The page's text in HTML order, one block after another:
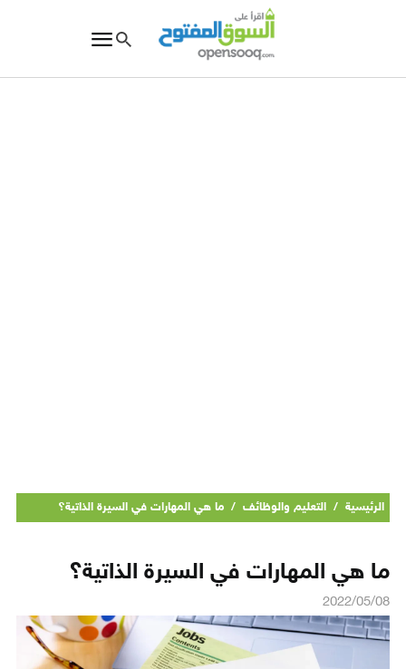
الرئيسية / التعليم والوظائف / ما هي المهارات في السيرة الذاتية؟
ما هي المهارات في السيرة الذاتية؟
2022/05/08